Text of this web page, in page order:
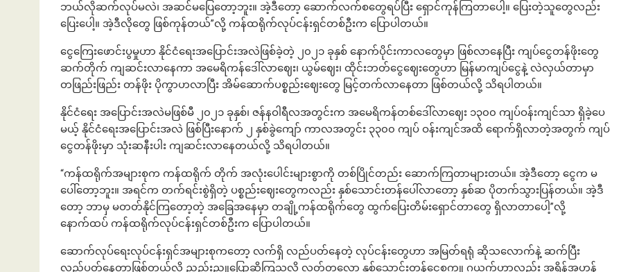
ဘယ်လိုဆက်လုပ်မလဲ၊ အဆင်မပြေတော့ဘူး။ အဲ့ဒီတော့ ဆောက်လက်စတွေရပ်ပြီး ရှောင်ကုန်ကြတာပေါ့။ ပြေးတဲ့သူတွေလည်း
ပြေးပေါ့။ အဲ့ဒီလိုတွေ ဖြစ်ကုန်တယ်”လို့ ကန်ထရိုက်လုပ်ငန်းရှင်တစ်ဦးက ပြောပါတယ်။
ငွေကြေးဖောင်းပွမှုဟာ နိုင်ငံရေးအပြောင်းအလဲဖြစ်ခဲ့တဲ့ ၂၀၂၁ ခုနှစ် နောက်ပိုင်းကာလတွေမှာ ဖြစ်လာနေပြီး ကျပ်ငွေတန်ဖိုးတွေ
ဆက်တိုက် ကျဆင်းလာနေကာ အမေရိကန်ဒေါ်လာဈေး၊ ယွမ်ဈေး၊ ထိုင်းဘတ်ငွေဈေးတွေဟာ မြန်မာကျပ်ငွေနဲ့ လဲလှယ်တာမှာ
တဖြည်းဖြည်း တန်ဖိုး ပိုကွာဟလာပြီး အိမ်ဆောက်ပစ္စည်းဈေးတွေ မြင့်တက်လာနေတာ ဖြစ်တယ်လို့ သိရပါတယ်။
နိုင်ငံရေး အပြောင်းအလဲမဖြစ်မီ ၂၀၂၁ ခုနှစ်၊ ဇန်နဝါရီလအတွင်းက အမေရိကန်တစ်ဒေါ်လာဈေး ၁၃၀၀ ကျပ်ဝန်းကျင်သာ ရှိခဲ့ပေ
မယ့် နိုင်ငံရေးအပြောင်းအလဲ ဖြစ်ပြီးနောက် ၂ နှစ်ခွဲကျော် ကာလအတွင်း ၃၃၀၀ ကျပ် ဝန်းကျင်အထိ ရောက်ရှိလာတဲ့အတွက် ကျပ်
ငွေတန်ဖိုးမှာ သုံးဆနီးပါး ကျဆင်းလာနေတယ်လို့ သိရပါတယ်။
“ကန်ထရိုက်အများစုက ကန်ထရိုက် တိုက် အလုံးပေါင်းများစွာကို တစ်ပြိုင်တည်း ဆောက်ကြတာများတယ်။ အဲ့ဒီတော့ ငွေက မ
ပေါ်တော့ဘူး။ အရင်က တက်ရင်းစွဲရှိတဲ့ ပစ္စည်းဈေးတွေကလည်း နှစ်သောင်းတန်ပေါ်လာတော့ နှစ်ဆ ပိုတက်သွားပြန်တယ်။ အဲ့ဒီ
တော့ ဘာမှ မတတ်နိုင်ကြတော့တဲ့ အခြေအနေမှာ တချို့ကန်ထရိုက်တွေ ထွက်ပြေးတိမ်းရှောင်တာတွေ ရှိလာတာပေါ့”လို့
နောက်ထပ် ကန်ထရိုက်လုပ်ငန်းရှင်တစ်ဦးက ပြောပါတယ်။
ဆောက်လုပ်ရေးလုပ်ငန်းရှင်အများစုကတော့ လက်ရှိ လည်ပတ်နေတဲ့ လုပ်ငန်းတွေဟာ အမြတ်ရရုံ ဆိုသလောက်နဲ့ ဆက်ပြီး
လည်ပတ်နေတာဖြစ်တယ်လို့ ညည်းညူပြောဆိုကြသလို လတ်တလော နှစ်သောင်းတန်ငွေစက္ကူ ဂယက်ဟာလည်း အရှိန်အဟုန်